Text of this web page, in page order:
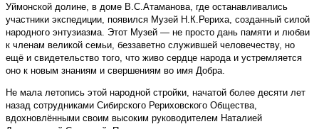
Уймонской долине, в доме В.С.Атаманова, где останавливались
участники экспедиции, появился Музей Н.К.Рериха, созданный силой
народного энтузиазма. Этот Музей — не просто дань памяти и любви
к членам великой семьи, беззаветно служившей человечеству, но
ещё и свидетельство того, что живо сердце народа и устремляется
оно к новым знаниям и свершениям во имя Добра.
Не мала летопись этой народной стройки, начатой более десяти лет
назад сотрудниками Сибирского Рериховского Общества,
вдохновлёнными своим высоким руководителем Наталией